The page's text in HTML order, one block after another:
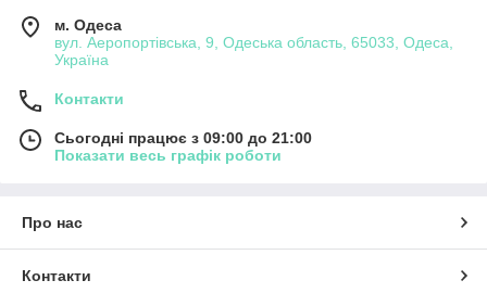
м. Одеса
вул. Аеропортівська, 9, Одеська область, 65033, Одеса,
Україна
Контакти
Сьогодні працює з 09:00 до 21:00
Показати весь графік роботи
Про нас
Контакти